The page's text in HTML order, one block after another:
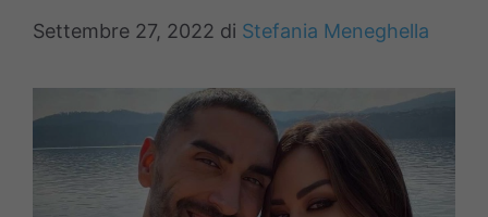
Settembre 27, 2022 di Stefania Meneghella